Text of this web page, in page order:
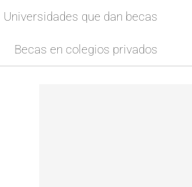
Universidades que dan becas
Becas en colegios privados